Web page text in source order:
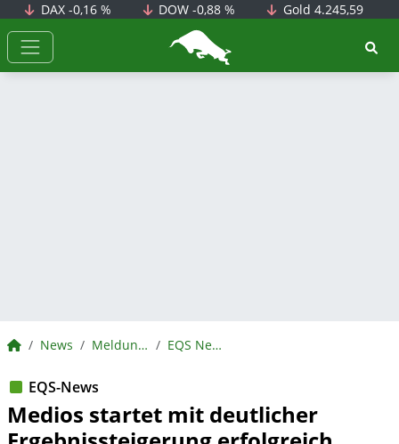
DAX -0,16 % DOW-0,88 % Gold 4.245,59
BörsenNEWS.de
BörsenNEWS.de
News Meldungen EQS News
EQS-News
Medios startet mit deutlicher